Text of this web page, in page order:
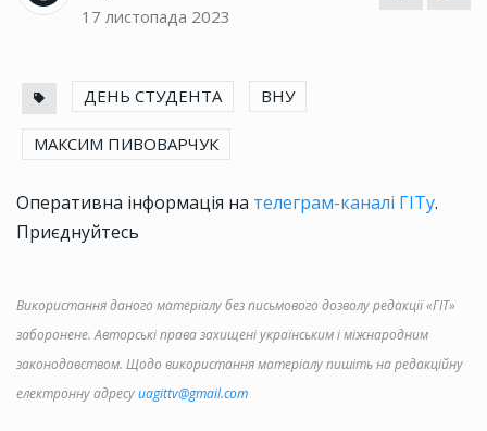
17 листопада 2023
ДЕНЬ СТУДЕНТА ВНУ
МАКСИМ ПИВОВАРЧУК
Оперативна інформація на телеграм-каналі ГІТу.
Приєднуйтесь
Використання даного матеріалу без письмового дозволу редакції «ГІТ»
заборонене. Авторські права захищені українським і міжнародним
законодавством. Щодо використання матеріалу пишіть на редакційну
електронну адресуuagittv@gmail.com